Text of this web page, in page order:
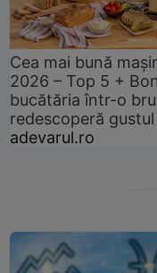
Cea mai bună
2026 – Top 5 +
bucătăria într-o
redescoperă
adevarul.ro